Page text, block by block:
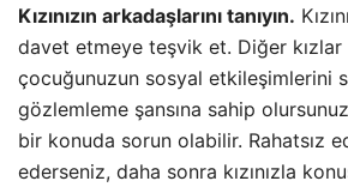
Kızınızın arkadaşlarını tanıyın.
davet etmeye teşvik et. Diğer
çocuğunuzun sosyal etkileşimlerini
gözlemleme şansına sahip
bir konuda sorun olabilir. Rahatsız
ederseniz, daha sonra kızınızla